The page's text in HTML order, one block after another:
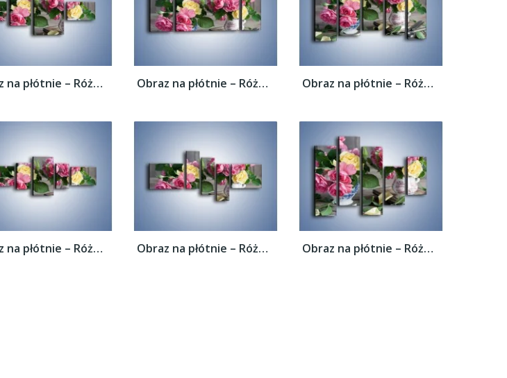
Obraz na płótnie – Róże ścięte nożycami –... Obraz na płótnie – Róże ścięte nożycami –... Obraz na płótnie – Róże ścięte nożycami –...
Obraz na płótnie – Róże ścięte nożycami –... Obraz na płótnie – Róże ścięte nożycami –... Obraz na płótnie – Róże ścięte nożycami –...